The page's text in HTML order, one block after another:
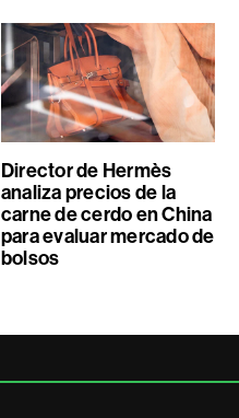
Director de Hermès
analiza precios de la
carne de cerdo en China
para evaluar mercado de
bolsos